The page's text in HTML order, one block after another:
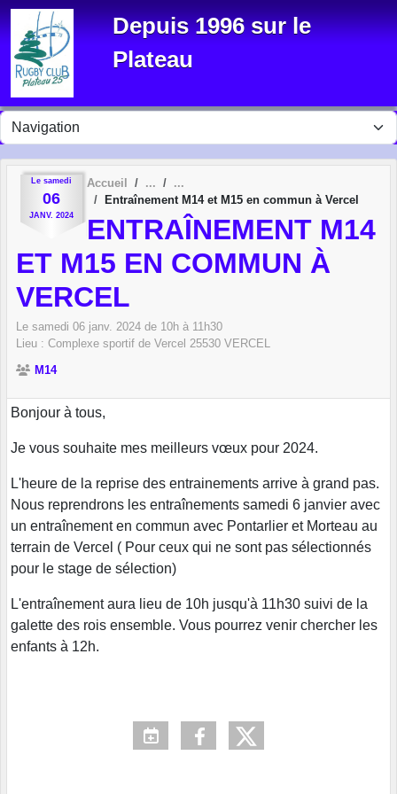
Depuis 1996 sur le
Plateau
Le samedi
06
JANV. 2024
Accueil
Entraînement M14 et M15 en commun à Vercel
ENTRAÎNEMENT M14
ET M15 EN COMMUN À
VERCEL
Le samedi 06 janv. 2024 de 10h à 11h30
Lieu : Complexe sportif de Vercel 25530 VERCEL
M14
Bonjour à tous,
Je vous souhaite mes meilleurs vœux pour 2024.
L'heure de la reprise des entrainements arrive à grand pas.
Nous reprendrons les entraînements samedi 6 janvier avec
un entraînement en commun avec Pontarlier et Morteau au
terrain de Vercel ( Pour ceux qui ne sont pas sélectionnés
pour le stage de sélection)
L'entraînement aura lieu de 10h jusqu'à 11h30 suivi de la
galette des rois ensemble. Vous pourrez venir chercher les
enfants à 12h.
Panneau de gestion des cookies